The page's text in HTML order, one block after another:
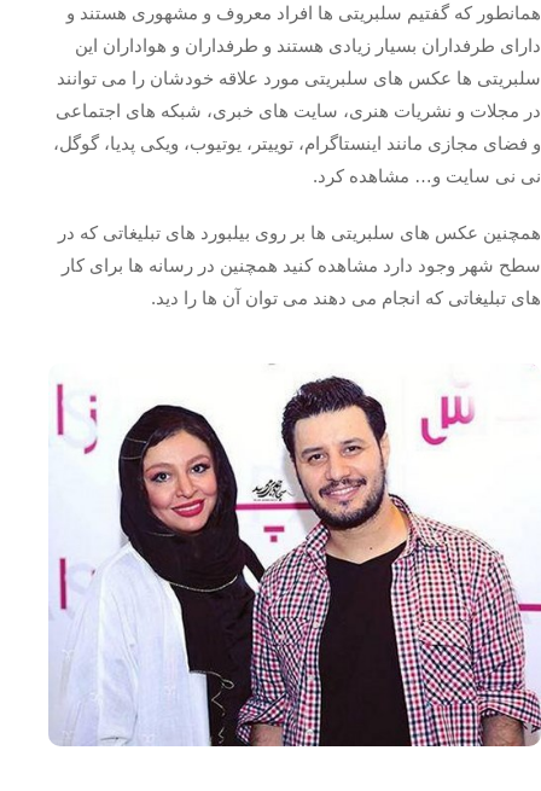
همانطور که گفتیم سلبریتی ها افراد معروف و مشهوری هستند و
دارای طرفداران بسیار زیادی هستند و طرفداران و هواداران این
سلبریتی ها عکس های سلبریتی مورد علاقه خودشان را می توانند
در مجلات و نشریات هنری، سایت های خبری، شبکه های اجتماعی
و فضای مجازی مانند اینستاگرام، توییتر، یوتیوب، ویکی پدیا، گوگل،
نی نی سایت و… مشاهده کرد.
همچنین عکس های سلبریتی ها بر روی بیلبورد های تبلیغاتی که در
سطح شهر وجود دارد مشاهده کنید همچنین در رسانه ها برای کار
های تبلیغاتی که انجام می دهند می توان آن ها را دید.